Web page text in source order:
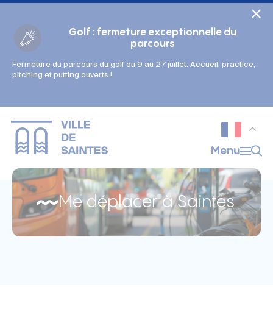
Golf : fermeture exceptionnelle du
parcours
Fermeture du parcours du golf du 9 au 27 juillet. Accueil, practice,
pitching et putting ouverts !
Menu
Me déplacer à Saintes
Gestion des couleurs :
Police adaptée (dyslexie) :
Interlignage :
Par défaut
Augmenté
Alignement du texte :
Original
Aucun
Taille du texte :
Très petite
Petite Défaut
Grande
Très grande
Cookies management panel